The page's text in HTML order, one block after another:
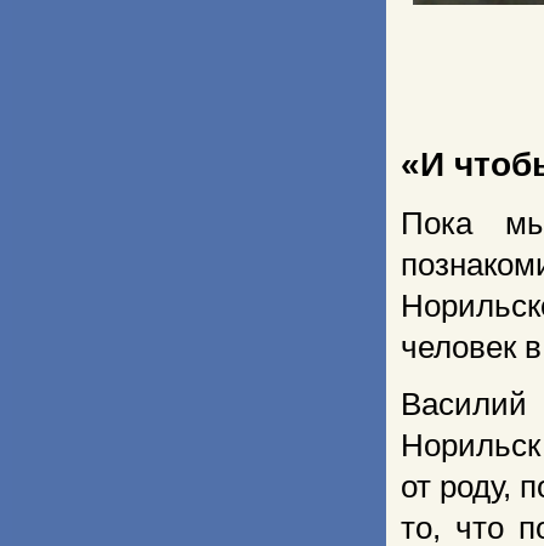
«И
Пока
человек
Василий
от роду,
то, что